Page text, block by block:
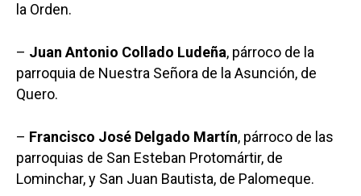
la Orden.
– Juan Antonio Collado Ludeña, párroco de la
parroquia de Nuestra Señora de la Asunción, de
Quero.
– Francisco José Delgado Martín, párroco de las
parroquias de San Esteban Protomártir, de
Lominchar, y San Juan Bautista, de Palomeque.